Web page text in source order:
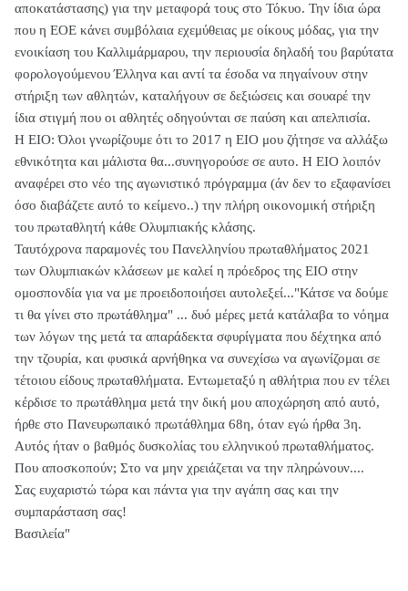
αποκατάστασης) για την μεταφορά τους στο Τόκυο. Την ίδια ώρα
που η ΕΟΕ κάνει συμβόλαια εχεμύθειας με οίκους μόδας, για την
ενοικίαση του Καλλιμάρμαρου, την περιουσία δηλαδή του βαρύτατα
φορολογούμενου Έλληνα και αντί τα έσοδα να πηγαίνουν στην
στήριξη των αθλητών, καταλήγουν σε δεξιώσεις και σουαρέ την
ίδια στιγμή που οι αθλητές οδηγούνται σε παύση και απελπισία.
Η ΕΙΟ: Όλοι γνωρίζουμε ότι το 2017 η ΕΙΟ μου ζήτησε να αλλάξω
εθνικότητα και μάλιστα θα...συνηγορούσε σε αυτο. Η ΕΙΟ λοιπόν
αναφέρει στο νέο της αγωνιστικό πρόγραμμα (άν δεν το εξαφανίσει
όσο διαβάζετε αυτό το κείμενο..) την πλήρη οικονομική στήριξη
του πρωταθλητή κάθε Ολυμπιακής κλάσης.
Ταυτόχρονα παραμονές του Πανελληνίου πρωταθλήματος 2021
των Ολυμπιακών κλάσεων με καλεί η πρόεδρος της ΕΙΟ στην
ομοσπονδία για να με προειδοποιήσει αυτολεξεί..."Κάτσε να δούμε
τι θα γίνει στο πρωτάθλημα" ... δυό μέρες μετά κατάλαβα το νόημα
των λόγων της μετά τα απαράδεκτα σφυρίγματα που δέχτηκα από
την τζουρία, και φυσικά αρνήθηκα να συνεχίσω να αγωνίζομαι σε
τέτοιου είδους πρωταθλήματα. Εντωμεταξύ η αθλήτρια που εν τέλει
κέρδισε το πρωτάθλημα μετά την δική μου αποχώρηση από αυτό,
ήρθε στο Πανευρωπαικό πρωτάθλημα 68η, όταν εγώ ήρθα 3η.
Αυτός ήταν ο βαθμός δυσκολίας του ελληνικού πρωταθλήματος.
Που αποσκοπούν; Στο να μην χρειάζεται να την πληρώνουν....
Σας ευχαριστώ τώρα και πάντα για την αγάπη σας και την
συμπαράσταση σας!
Βασιλεία"